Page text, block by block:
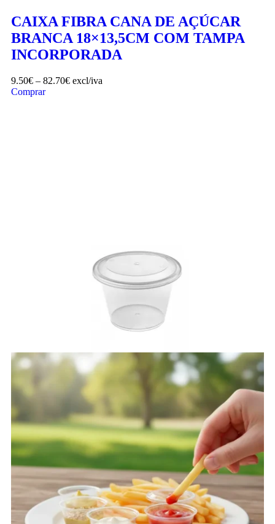
CAIXA FIBRA CANA DE AÇÚCAR
BRANCA 18×13,5CM COM TAMPA
INCORPORADA
9.50€ – 82.70€ excl/iva
Comprar